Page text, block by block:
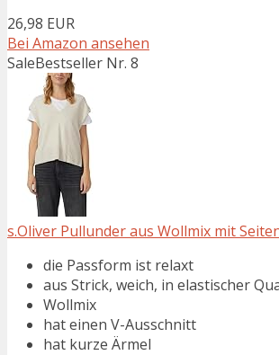
26,98 EUR
Bei Amazon ansehen
SaleBestseller Nr. 8
s.Oliver Pullunder aus Wollmix mit
die Passform ist relaxt
aus Strick, weich, in elastischer
Wollmix
hat einen V-Ausschnitt
hat kurze Ärmel